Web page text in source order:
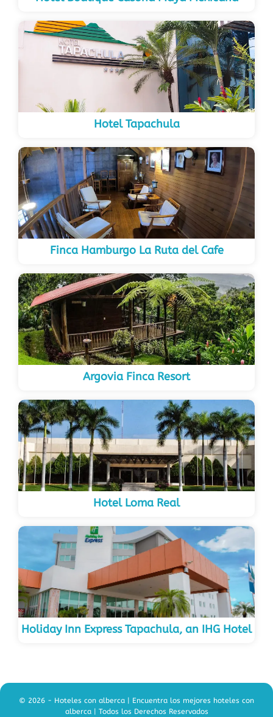
Hotel Tapachula
Finca Hamburgo La Ruta del Cafe
Argovia Finca Resort
Hotel Loma Real
Holiday Inn Express Tapachula, an IHG Hotel
© 2026 - Hoteles con alberca | Encuentra los mejores hoteles con
alberca | Todos los Derechos Reservados